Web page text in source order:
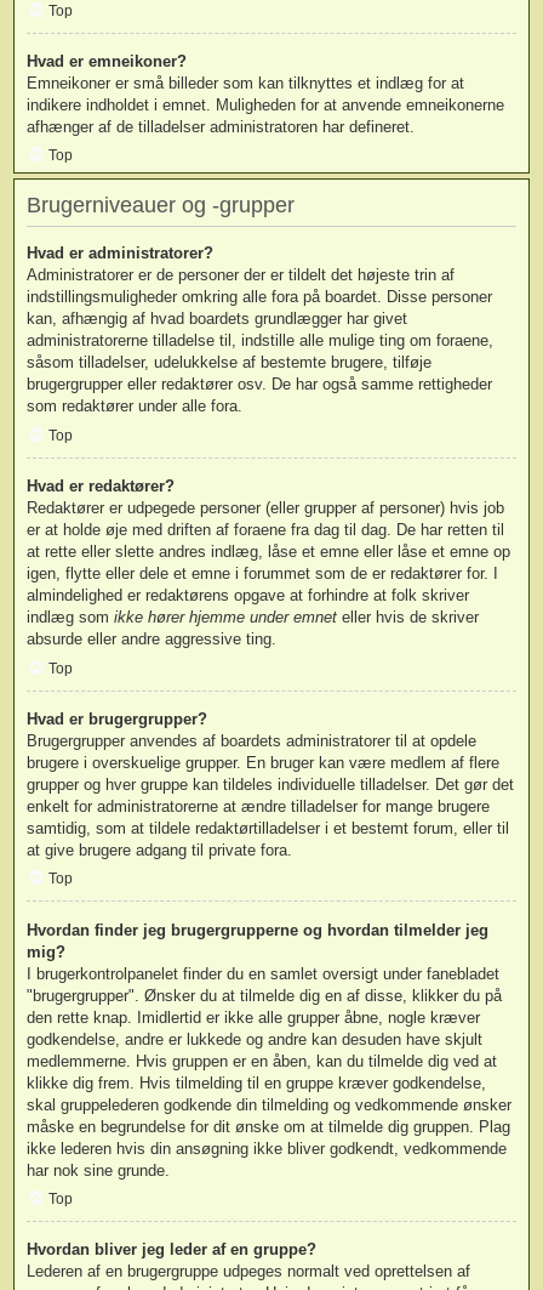
Top
Hvad er emneikoner?
Emneikoner er små billeder som kan tilknyttes et indlæg for at
indikere indholdet i emnet. Muligheden for at anvende emneikonerne
afhænger af de tilladelser administratoren har defineret.
Top
Brugerniveauer og -grupper
Hvad er administratorer?
Administratorer er de personer der er tildelt det højeste trin af
indstillingsmuligheder omkring alle fora på boardet. Disse personer
kan, afhængig af hvad boardets grundlægger har givet
administratorerne tilladelse til, indstille alle mulige ting om foraene,
såsom tilladelser, udelukkelse af bestemte brugere, tilføje
brugergrupper eller redaktører osv. De har også samme rettigheder
som redaktører under alle fora.
Top
Hvad er redaktører?
Redaktører er udpegede personer (eller grupper af personer) hvis job
er at holde øje med driften af foraene fra dag til dag. De har retten til
at rette eller slette andres indlæg, låse et emne eller låse et emne op
igen, flytte eller dele et emne i forummet som de er redaktører for. I
almindelighed er redaktørens opgave at forhindre at folk skriver
indlæg som ikke hører hjemme under emnet eller hvis de skriver
absurde eller andre aggressive ting.
Top
Hvad er brugergrupper?
Brugergrupper anvendes af boardets administratorer til at opdele
brugere i overskuelige grupper. En bruger kan være medlem af flere
grupper og hver gruppe kan tildeles individuelle tilladelser. Det gør det
enkelt for administratorerne at ændre tilladelser for mange brugere
samtidig, som at tildele redaktørtilladelser i et bestemt forum, eller til
at give brugere adgang til private fora.
Top
Hvordan finder jeg brugergrupperne og hvordan tilmelder jeg
mig?
I brugerkontrolpanelet finder du en samlet oversigt under fanebladet
"brugergrupper". Ønsker du at tilmelde dig en af disse, klikker du på
den rette knap. Imidlertid er ikke alle grupper åbne, nogle kræver
godkendelse, andre er lukkede og andre kan desuden have skjult
medlemmerne. Hvis gruppen er en åben, kan du tilmelde dig ved at
klikke dig frem. Hvis tilmelding til en gruppe kræver godkendelse,
skal gruppelederen godkende din tilmelding og vedkommende ønsker
måske en begrundelse for dit ønske om at tilmelde dig gruppen. Plag
ikke lederen hvis din ansøgning ikke bliver godkendt, vedkommende
har nok sine grunde.
Top
Hvordan bliver jeg leder af en gruppe?
Lederen af en brugergruppe udpeges normalt ved oprettelsen af